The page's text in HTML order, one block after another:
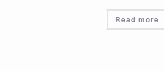
Read more